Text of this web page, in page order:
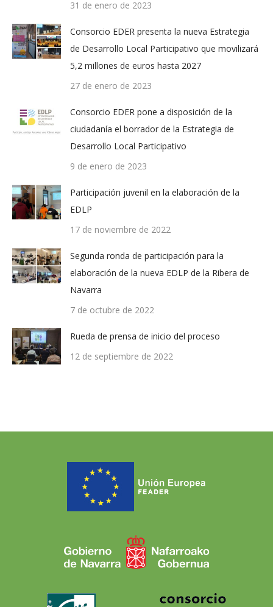
31 de enero de 2023
Consorcio EDER presenta la nueva Estrategia
de Desarrollo Local Participativo que movilizará
5,2 millones de euros hasta 2027
27 de enero de 2023
Consorcio EDER pone a disposición de la
ciudadanía el borrador de la Estrategia de
Desarrollo Local Participativo
9 de enero de 2023
Participación juvenil en la elaboración de la
EDLP
17 de noviembre de 2022
Segunda ronda de participación para la
elaboración de la nueva EDLP de la Ribera de
Navarra
7 de octubre de 2022
Rueda de prensa de inicio del proceso
12 de septiembre de 2022